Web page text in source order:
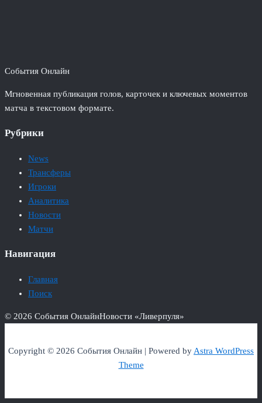
События Онлайн
Мгновенная публикация голов, карточек и ключевых моментов
матча в текстовом формате.
Рубрики
News
Трансферы
Игроки
Аналитика
Новости
Матчи
Навигация
Главная
Поиск
© 2026 События ОнлайнНовости «Ливерпуля»
Copyright © 2026 События Онлайн | Powered byAstra WordPress
Theme